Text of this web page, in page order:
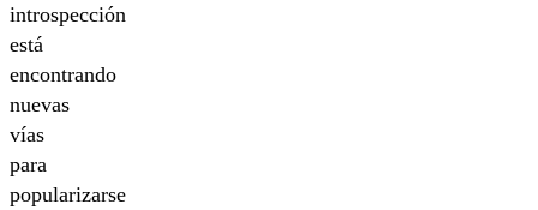
introspección
está
encontrando
nuevas
vías
para
popularizarse